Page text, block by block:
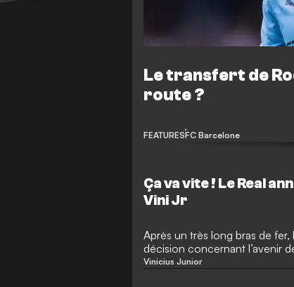
Le transfert de
route ?
FEATURESFC Barcelone
Ça va vite ! Le Real
Vini Jr
Après un très long bras de
décision concernant l’avenir
Vinicius Junior